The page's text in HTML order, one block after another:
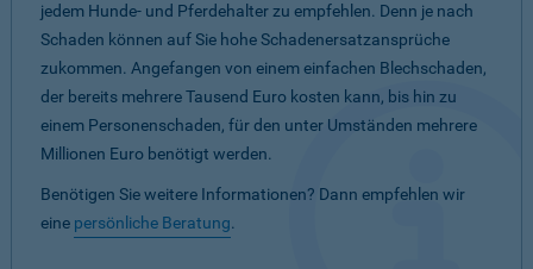
jedem Hunde- und Pferdehalter zu empfehlen. Denn je nach
Schaden können auf Sie hohe Schadenersatzansprüche
zukommen. Angefangen von einem einfachen Blechschaden,
der bereits mehrere Tausend Euro kosten kann, bis hin zu
einem Personenschaden, für den unter Umständen mehrere
Millionen Euro benötigt werden.
Benötigen Sie weitere Informationen? Dann empfehlen wir
eine persönliche Beratung.